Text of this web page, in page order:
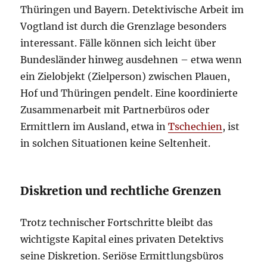
Thüringen und Bayern. Detektivische Arbeit im
Vogtland ist durch die Grenzlage besonders
interessant. Fälle können sich leicht über
Bundesländer hinweg ausdehnen – etwa wenn
ein Zielobjekt (Zielperson) zwischen Plauen,
Hof und Thüringen pendelt. Eine koordinierte
Zusammenarbeit mit Partnerbüros oder
Ermittlern im Ausland, etwa inTschechien, ist
in solchen Situationen keine Seltenheit.
Diskretion und rechtliche Grenzen
Trotz technischer Fortschritte bleibt das
wichtigste Kapital eines privaten Detektivs
seine Diskretion. Seriöse Ermittlungsbüros